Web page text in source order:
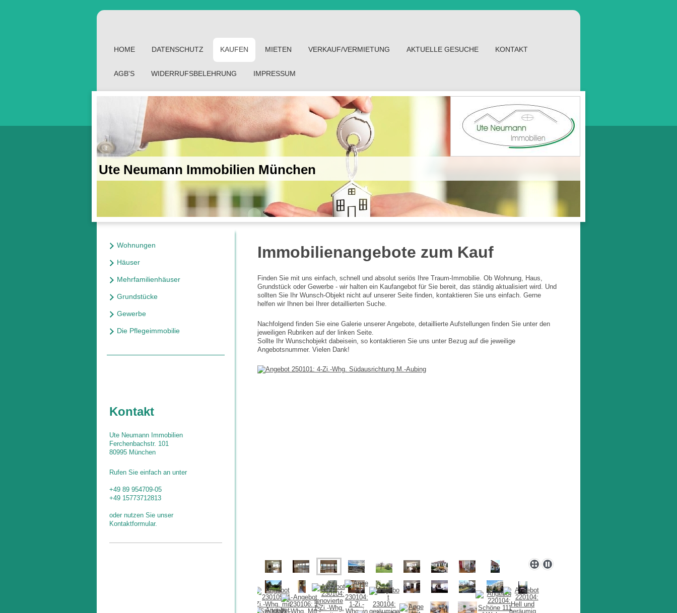
HOME DATENSCHUTZ KAUFEN MIETEN VERKAUF/VERMIETUNG AKTUELLE GESUCHE KONTAKT
AGB'S WIDERRUFSBELEHRUNG IMPRESSUM
Ute Neumann Immobilien München
Immobilienangebote zum Kauf
Finden Sie mit uns einfach, schnell und absolut seriös Ihre Traum-Immobilie. Ob Wohnung, Haus,
Grundstück oder Gewerbe - wir halten ein Kaufangebot für Sie bereit, das ständig aktualisiert wird. Und
sollten Sie Ihr Wunsch-Objekt nicht auf unserer Seite finden, kontaktieren Sie uns einfach. Gerne
helfen wir Ihnen bei Ihrer detaillierten Suche.
Nachfolgend finden Sie eine Galerie unserer Angebote, detaillierte Aufstellungen finden Sie unter den
jeweiligen Rubriken auf der linken Seite.
Sollte Ihr Wunschobjekt dabeisein, so kontaktieren Sie uns unter Bezug auf die jeweilige
Angebotsnummer. Vielen Dank!
Wohnungen
Häuser
Mehrfamilienhäuser
Grundstücke
Gewerbe
Die Pflegeimmobilie
Kontakt
Ute Neumann Immobilien
Ferchenbachstr. 101
80995 München
Rufen Sie einfach an unter
+49 89 954709-05
+49 15773712813
oder nutzen Sie unser
Kontaktformular.